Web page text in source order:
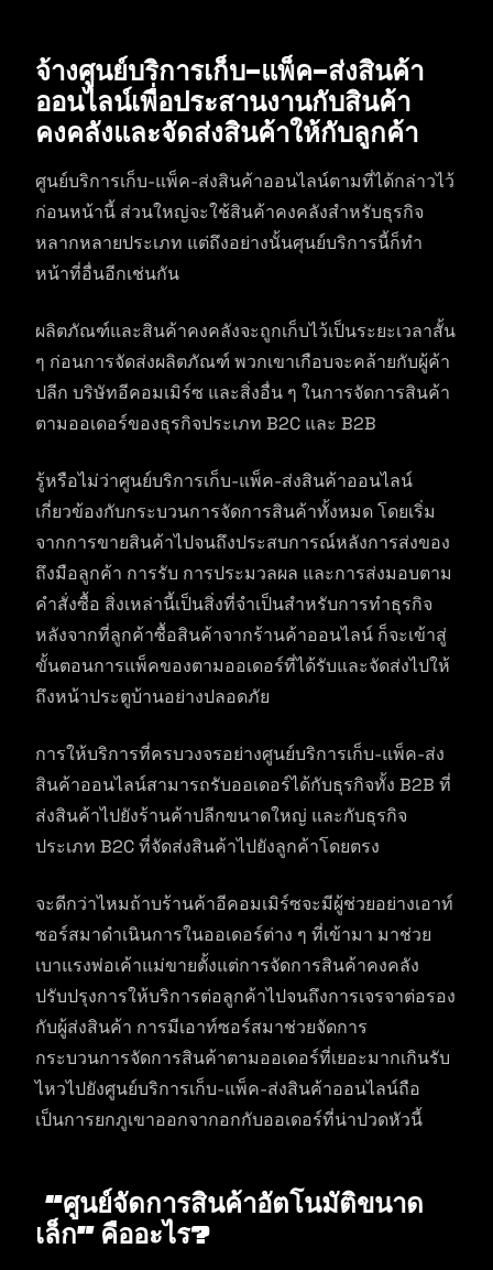
จ้างศูนย์บริการเก็บ-แพ็ค-ส่งสินค้า
ออนไลน์เพื่อประสานงานกับสินค้า
คงคลังและจัดส่งสินค้าให้กับลูกค้า
ศูนย์บริการเก็บ-แพ็ค-ส่งสินค้าออนไลน์ตามที่ได้กล่าวไว้
ก่อนหน้านี้ ส่วนใหญ่จะใช้สินค้าคงคลังสำหรับธุรกิจ
หลากหลายประเภท แต่ถึงอย่างนั้นศุนย์บริการนี้ก็ทำ
หน้าที่อื่นอีกเช่นกัน
ผลิตภัณฑ์และสินค้าคงคลังจะถูกเก็บไว้เป็นระยะเวลาสั้น
ๆ ก่อนการจัดส่งผลิตภัณฑ์ พวกเขาเกือบจะคล้ายกับผู้ค้า
ปลีก บริษัทอีคอมเมิร์ซ และสิ่งอื่น ๆ ในการจัดการสินค้า
ตามออเดอร์ของธุรกิจประเภท B2C และ B2B
รู้หรือไม่ว่าศูนย์บริการเก็บ-แพ็ค-ส่งสินค้าออนไลน์
เกี่ยวข้องกับกระบวนการจัดการสินค้าทั้งหมด โดยเริ่ม
จากการขายสินค้าไปจนถึงประสบการณ์หลังการส่งของ
ถึงมือลูกค้า การรับ การประมวลผล และการส่งมอบตาม
คำสั่งซื้อ สิ่งเหล่านี้เป็นสิ่งที่จำเป็นสำหรับการทำธุรกิจ
หลังจากที่ลูกค้าซื้อสินค้าจากร้านค้าออนไลน์ ก็จะเข้าสู่
ขั้นตอนการแพ็คของตามออเดอร์ที่ได้รับและจัดส่งไปให้
ถึงหน้าประตูบ้านอย่างปลอดภัย
การให้บริการที่ครบวงจรอย่างศูนย์บริการเก็บ-แพ็ค-ส่ง
สินค้าออนไลน์สามารถรับออเดอร์ได้กับธุรกิจทั้ง B2B ที่
ส่งสินค้าไปยังร้านค้าปลีกขนาดใหญ่ และกับธุรกิจ
ประเภท B2C ที่จัดส่งสินค้าไปยังลูกค้าโดยตรง
จะดีกว่าไหมถ้าบร้านค้าอีคอมเมิร์ซจะมีผู้ช่วยอย่างเอาท์
ซอร์สมาดำเนินการในออเดอร์ต่าง ๆ ที่เข้ามา มาช่วย
เบาแรงพ่อเค้าแม่ขายตั้งแต่การจัดการสินค้าคงคลัง
ปรับปรุงการให้บริการต่อลูกค้าไปจนถึงการเจรจาต่อรอง
กับผู้ส่งสินค้า การมีเอาท์ซอร์สมาช่วยจัดการ
กระบวนการจัดการสินค้าตามออเดอร์ที่เยอะมากเกินรับ
ไหวไปยังศูนย์บริการเก็บ-แพ็ค-ส่งสินค้าออนไลน์ถือ
เป็นการยกภูเขาออกจากอกกับออเดอร์ที่น่าปวดหัวนี้
“ศูนย์จัดการสินค้าอัตโนมัติขนาด
เล็ก” คืออะไร?